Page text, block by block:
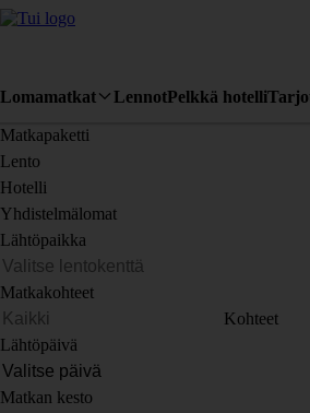
Lomamatkat LennotPelkkä hotelli
Matkapaketti
Lento
Hotelli
Yhdistelmälomat
Lähtöpaikka
Matkakohteet
Kohteet
Lähtöpäivä
Matkan kesto